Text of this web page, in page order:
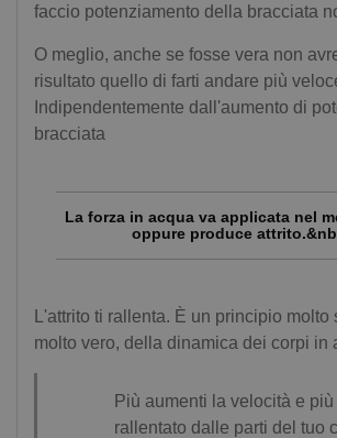
faccio potenziamento della bracciata
O meglio, anche se fosse vera non
risultato quello di farti andare più
Indipendentemente dall'aumento di
bracciata
La forza in acqua va applicata nel
oppure produce
L'attrito ti rallenta. È un principio molto
molto vero, della dinamica dei corpi in
Più aumenti la velocità e
rallentato dalle parti del tuo